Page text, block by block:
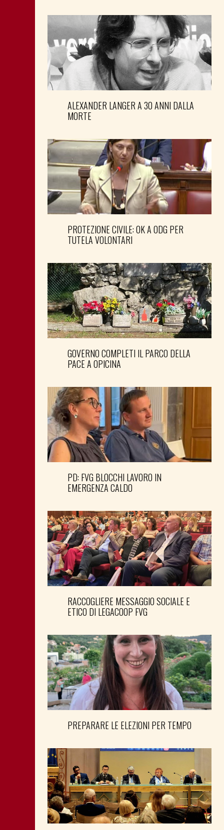
ALEXANDER LANGER A 30 ANNI DALLA
MORTE
PROTEZIONE CIVILE: OK A ODG PER
TUTELA VOLONTARI
GOVERNO COMPLETI IL PARCO DELLA
PACE A OPICINA
PD: FVG BLOCCHI LAVORO IN
EMERGENZA CALDO
RACCOGLIERE MESSAGGIO SOCIALE E
ETICO DI LEGACOOP FVG
PREPARARE LE ELEZIONI PER TEMPO